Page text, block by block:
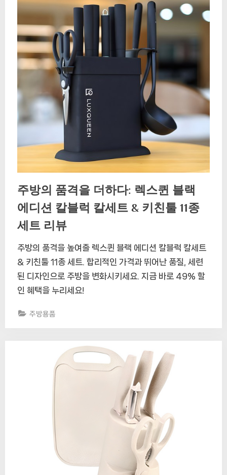
주방의 품격을 더하다: 렉스퀸 블랙
에디션 칼블럭 칼세트 & 키친툴 11종
세트 리뷰
주방의 품격을 높여줄 렉스퀸 블랙 에디션 칼블럭 칼세트
& 키친툴 11종 세트. 합리적인 가격과 뛰어난 품질, 세련
된 디자인으로 주방을 변화시키세요. 지금 바로 49% 할
인 혜택을 누리세요!
주방용품